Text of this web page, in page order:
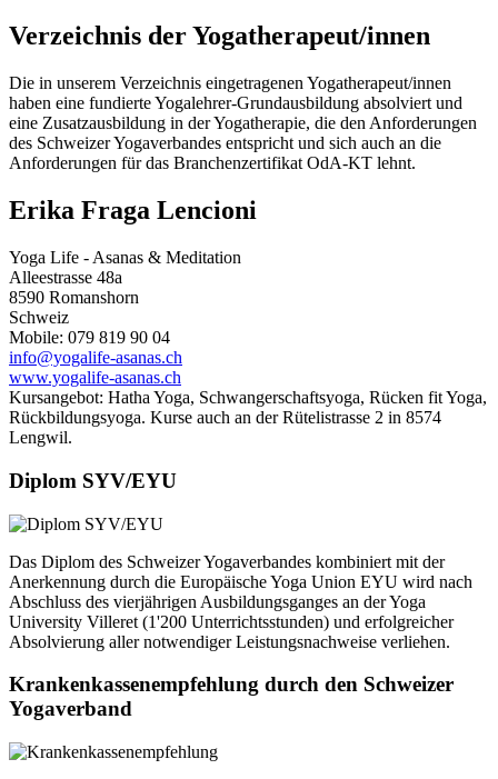
Verzeichnis der Yogatherapeut/innen
Die in unserem Verzeichnis eingetragenen Yogatherapeut/innen
haben eine fundierte Yogalehrer-Grundausbildung absolviert und
eine Zusatzausbildung in der Yogatherapie, die den Anforderungen
des Schweizer Yogaverbandes entspricht und sich auch an die
Anforderungen für das Branchenzertifikat OdA-KT lehnt.
Erika Fraga Lencioni
Yoga Life - Asanas & Meditation
Alleestrasse 48a
8590 Romanshorn
Schweiz
Mobile: 079 819 90 04
info@yogalife-asanas.ch
www.yogalife-asanas.ch
Kursangebot: Hatha Yoga, Schwangerschaftsyoga, Rücken fit Yoga,
Rückbildungsyoga. Kurse auch an der Rütelistrasse 2 in 8574
Lengwil.
Diplom SYV/EYU
Das Diplom des Schweizer Yogaverbandes kombiniert mit der
Anerkennung durch die Europäische Yoga Union EYU wird nach
Abschluss des vierjährigen Ausbildungsganges an der Yoga
University Villeret (1'200 Unterrichtsstunden) und erfolgreicher
Absolvierung aller notwendiger Leistungsnachweise verliehen.
Krankenkassenempfehlung durch den Schweizer
Yogaverband